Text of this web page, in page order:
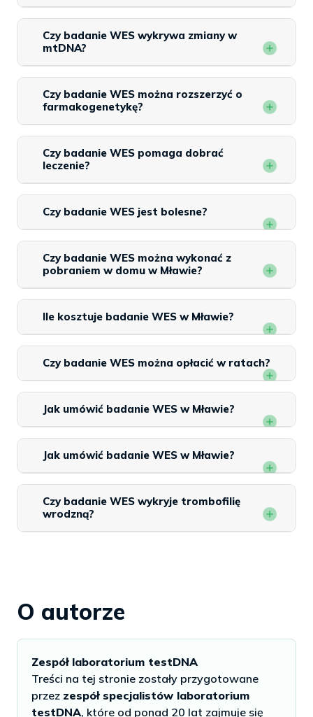
Czy badanie WES wykrywa zmiany w
mtDNA?
Czy badanie WES można rozszerzyć o
farmakogenetykę?
Czy badanie WES pomaga dobrać
leczenie?
Czy badanie WES jest bolesne?
Czy badanie WES można wykonać z
pobraniem w domu w Mławie?
Ile kosztuje badanie WES w Mławie?
Czy badanie WES można opłacić w ratach?
Jak umówić badanie WES w Mławie?
Jak umówić badanie WES w Mławie?
Czy badanie WES wykryje trombofilię
wrodzną?
O autorze
Zespół laboratorium testDNA
Treści na tej stronie zostały przygotowane
przez zespół specjalistów laboratorium
testDNA, które od ponad 20 lat zajmuje się